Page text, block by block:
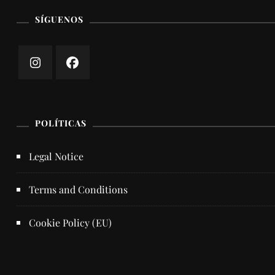
SÍGUENOS
POLÍTICAS
Legal Notice
Terms and Conditions
Cookie Policy (EU)